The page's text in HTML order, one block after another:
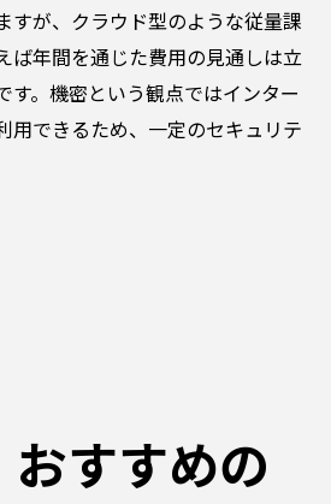
すが、クラウド型のような従量課
ば年間を通じた費用の見通しは立
す。機密という観点ではインター
用できるため、一定のセキュリテ
おすすめの